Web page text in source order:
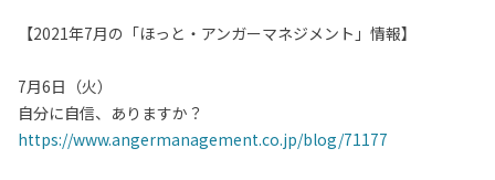
【2021年7月の「ほっと・アンガーマネジメント」情報】
7月6日（火）
自分に自信、ありますか？
https://www.angermanagement.co.jp/blog/71177